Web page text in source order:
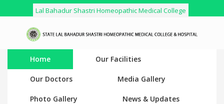
Lal Bahadur Shastri Homeopathic Medical College
Home Our Facilities
Our Doctors Media Gallery
Photo Gallery News & Updates